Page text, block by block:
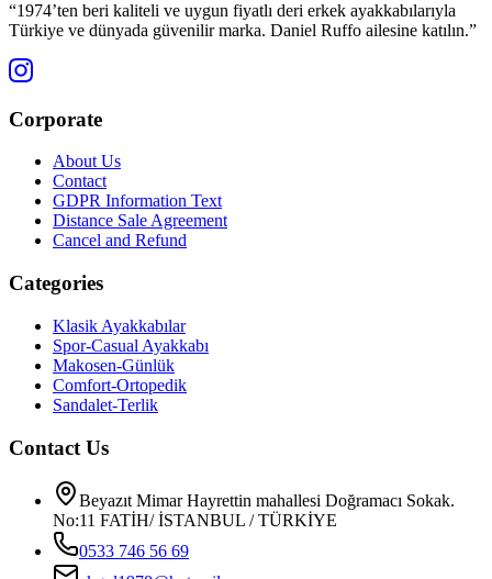
“1974’ten beri kaliteli ve uygun fiyatlı deri erkek ayakkabılarıyla
Türkiye ve dünyada güvenilir marka. Daniel Ruffo ailesine katılın.”
Corporate
About Us
Contact
GDPR Information Text
Distance Sale Agreement
Cancel and Refund
Categories
Klasik Ayakkabılar
Spor-Casual Ayakkabı
Makosen-Günlük
Comfort-Ortopedik
Sandalet-Terlik
Contact Us
Beyazıt Mimar Hayrettin mahallesi Doğramacı Sokak.
No:11 FATİH/ İSTANBUL / TÜRKİYE
0533 746 56 69